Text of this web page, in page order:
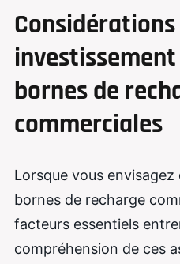
investissement
bornes de
commerciales
Lorsque vous envisagez
bornes de recharge
facteurs essentiels
compréhension de ces